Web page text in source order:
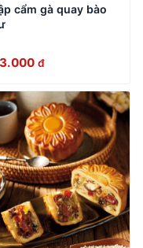
cẩm gà quay bào
đ